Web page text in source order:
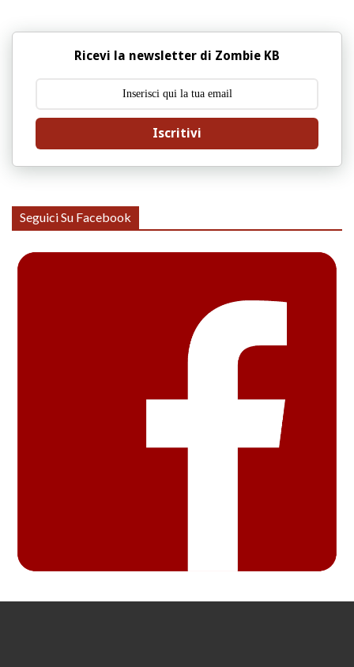
Ricevi la newsletter di Zombie KB
Iscritivi
Seguici Su Facebook